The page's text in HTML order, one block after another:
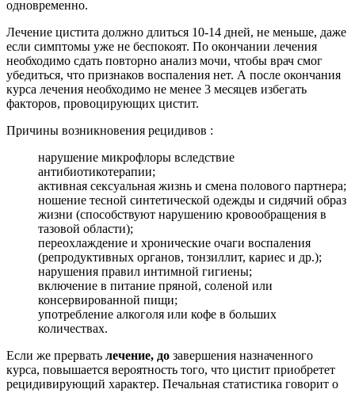
одновременно.
Лечение цистита должно длиться 10-14 дней, не меньше, даже
если симптомы уже не беспокоят. По окончании лечения
необходимо сдать повторно анализ мочи, чтобы врач смог
убедиться, что признаков воспаления нет. А после окончания
курса лечения необходимо не менее 3 месяцев избегать
факторов, провоцирующих цистит.
Причины возникновения рецидивов :
нарушение микрофлоры вследствие
антибиотикотерапии;
активная сексуальная жизнь и смена полового партнера;
ношение тесной синтетической одежды и сидячий образ
жизни (способствуют нарушению кровообращения в
тазовой области);
переохлаждение и хронические очаги воспаления
(репродуктивных органов, тонзиллит, кариес и др.);
нарушения правил интимной гигиены;
включение в питание пряной, соленой или
консервированной пищи;
употребление алкоголя или кофе в больших
количествах.
Если же прервать лечение, до завершения назначенного
курса, повышается вероятность того, что цистит приобретет
рецидивирующий характер. Печальная статистика говорит о